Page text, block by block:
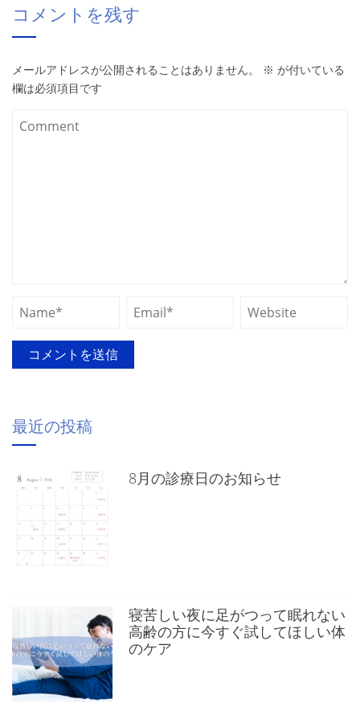
コメントを残す
メールアドレスが公開されることはありません。 ※ が付いている
欄は必須項目です
最近の投稿
8月の診療日のお知らせ
寝苦しい夜に足がつって眠れない
高齢の方に今すぐ試してほしい体
のケア